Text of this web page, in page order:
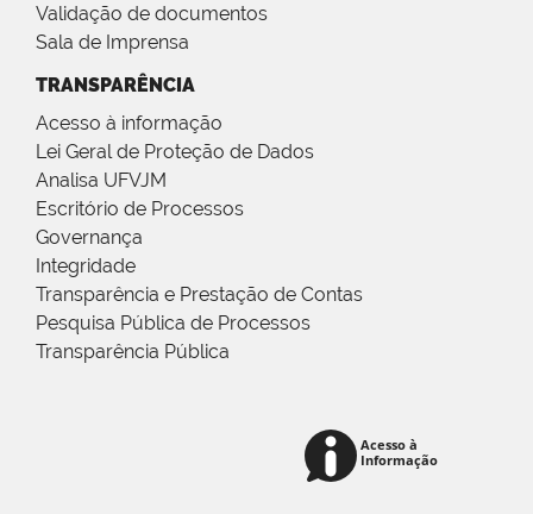
Validação de documentos
Sala de Imprensa
TRANSPARÊNCIA
Acesso à informação
Lei Geral de Proteção de Dados
Analisa UFVJM
Escritório de Processos
Governança
Integridade
Transparência e Prestação de Contas
Pesquisa Pública de Processos
Transparência Pública